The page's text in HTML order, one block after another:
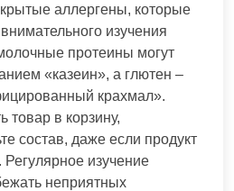
аллергены, которые
изучения
протеины могут
«казеин», а глютен –
крахмал».
товар в корзину,
состав, даже если продукт
изучение
неприятных